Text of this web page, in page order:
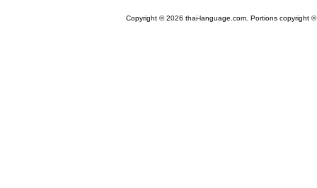
Copyright © 2026 thai-language.com. Portions copyright